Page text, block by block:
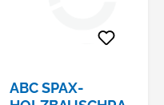
ABC SPAX-